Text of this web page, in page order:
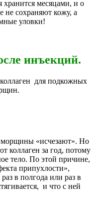
хранится месяцами, и о
не сохраняют кожу, а
уловки!
инъекций.
для подкожных
морщины «исчезают». Но
коллаген за год, потому
тело. По этой причине,
припухлости»,
в полгода или раз в
и что с ней